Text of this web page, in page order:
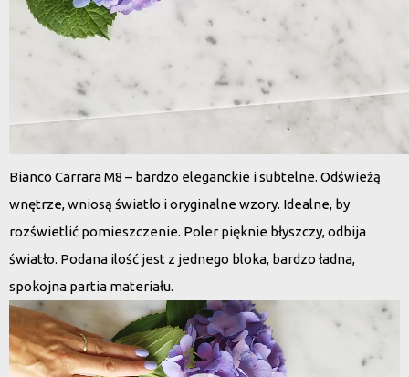
Bianco Carrara M8 – bardzo eleganckie i subtelne. Odświeżą
wnętrze, wniosą światło i oryginalne wzory. Idealne, by
rozświetlić pomieszczenie. Poler pięknie błyszczy, odbija
światło. Podana ilość jest z jednego bloka, bardzo ładna,
spokojna partia materiału.
Odtwarzacz
video